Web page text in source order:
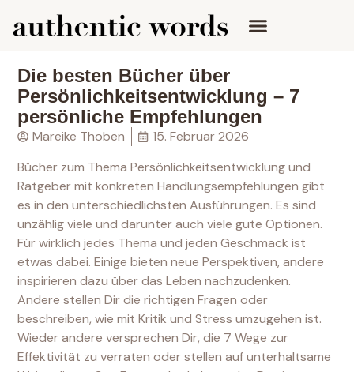
Die besten Bücher über
Persönlichkeitsentwicklung – 7
persönliche Empfehlungen
Mareike Thoben
15. Februar 2026
Bücher zum Thema Persönlichkeitsentwicklung und
Ratgeber mit konkreten Handlungsempfehlungen gibt
es in den unterschiedlichsten Ausführungen. Es sind
unzählig viele und darunter auch viele gute Optionen.
Für wirklich jedes Thema und jeden Geschmack ist
etwas dabei. Einige bieten neue Perspektiven, andere
inspirieren dazu über das Leben nachzudenken.
Andere stellen Dir die richtigen Fragen oder
beschreiben, wie mit Kritik und Stress umzugehen ist.
Wieder andere versprechen Dir, die 7 Wege zur
Effektivität zu verraten oder stellen auf unterhaltsame